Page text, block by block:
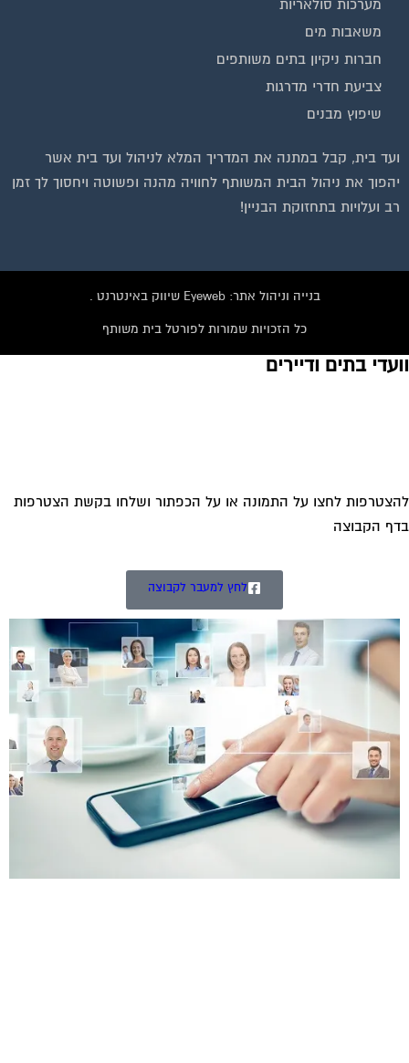
מערכות סולאריות
משאבות מים
חברות ניקיון בתים משותפים
צביעת חדרי מדרגות
שיפוץ מבנים
ועד בית, קבל במתנה את המדריך המלא לניהול ועד בית אשר
יהפוך את ניהול הבית המשותף לחוויה מהנה ופשוטה ויחסוך לך זמן
רב ועלויות בתחזוקת הבניין!
בנייה וניהול אתר: Eyeweb שיווק באינטרנט .
כל הזכויות שמורות לפורטל בית משותף
בתים ודיירים
לחצו על התמונה או על הכפתור ושלחו בקשת הצטרפות
הקבוצה
לחץ למעבר לקבוצה